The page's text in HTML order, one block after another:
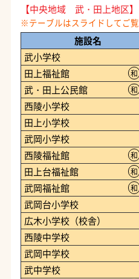
【中央地域 武・田上地区】
施設名
武小学校
田上福祉館
和
武・田上公民館
和
西陵小学校
田上小学校
武岡小学校
西陵福祉館
和
田上台福祉館
和
武岡福祉館
和
武岡台小学校
広木小学校（校舎）
西陵中学校
武岡中学校
武中学校